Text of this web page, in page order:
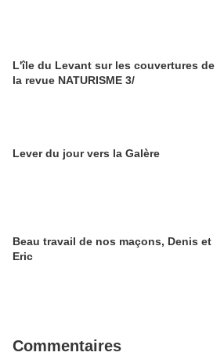
L'île du Levant sur les couvertures de
la revue NATURISME 3/
Lever du jour vers la Galère
Beau travail de nos maçons, Denis et
Eric
Commentaires